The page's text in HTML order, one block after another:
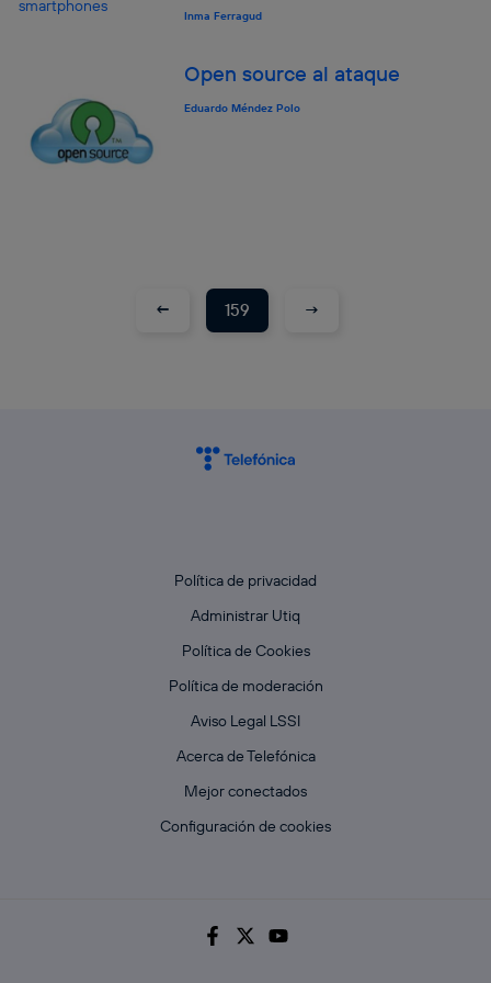
Inma Ferragud
Open source al ataque
Eduardo Méndez Polo
← 159 →
Política de privacidad
Administrar Utiq
Política de Cookies
Política de moderación
Aviso Legal LSSI
Acerca de Telefónica
Mejor conectados
Configuración de cookies